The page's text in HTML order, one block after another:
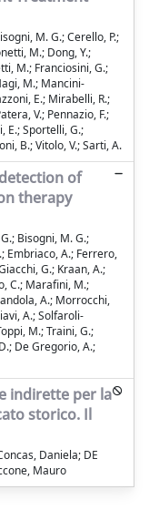
M. G.; Cerello, P.;
M.; Dong, Y.;
M.; Franciosini, G.;
M.; Mancini-
E.; Mirabelli, R.;
V.; Pennazio, F.;
E.; Sportelli, G.;
B.; Vitolo, V.; Sarti, A.
of
therapy
Bisogni, M. G.;
Embriaco, A.; Ferrero,
G.; Kraan, A.;
C.; Marafini, M.;
A.; Morrocchi,
A.; Solfaroli-
M.; Traini, G.;
De Gregorio, A.;
indirette per la
storico. Il
Daniela; DE
Mauro